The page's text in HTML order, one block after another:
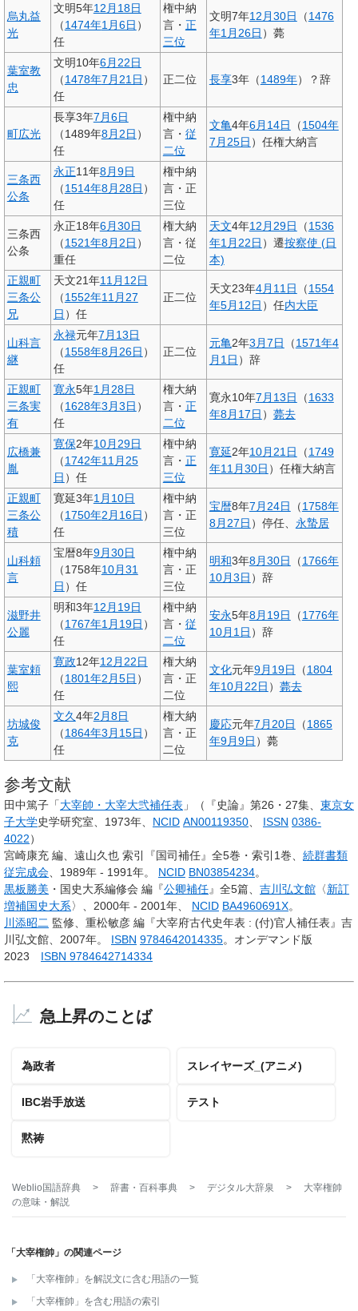
烏丸益
光
文明5年12月18日
（1474年1月6日 ）
任
権中納
言・ 正
三位
文明7年12月30日 （1476
年1月26日 ）薨
葉室教
忠
文明10年6月22日
（1478年7月21日 ）
任
正二位 長享3年（1489年）？辞
町広光
長享3年7月6日
（1489年8月2日 ）
任
権中納
言・ 従
二位
文亀4年6月14日 （1504年
7月25日 ）任権大納言
三条西
公条
永正11年8月9日
（1514年8月28日 ）
任
権中納
言・正
三位
三条西
公条
永正18年6月30日
（1521年8月2日 ）
重任
権大納
言・従
二位
天文4年12月29日 （1536
年1月22日 ）遷按察使 (日
本)
正親町
三条公
兄
天文21年11月12日
（1552年11月27
日 ）任
正二位
天文23年4月11日 （1554
年5月12日 ）任内大臣
山科言
継
永禄元年7月13日
（1558年8月26日 ）
任
正二位
元亀2年3月7日 （1571年4
月1日 ）辞
正親町
三条実
有
寛永5年1月28日
（1628年3月3日 ）
任
権大納
言・ 正
二位
寛永10年7月13日 （1633
年8月17日 ） 薨去
広橋兼
胤
寛保2年10月29日
（1742年11月25
日 ）任
権中納
言・ 正
三位
寛延2年10月21日 （1749
年11月30日 ）任権大納言
正親町
三条公
積
寛延3年1月10日
（1750年2月16日 ）
任
権中納
言・正
三位
宝暦8年7月24日 （1758年
8月27日 ）停任、 永蟄居
山科頼
言
宝暦8年9月30日
（1758年10月31
日 ）任
権中納
言・正
三位
明和3年8月30日 （1766年
10月3日 ）辞
滋野井
公麗
明和3年12月19日
（1767年1月19日 ）
任
権中納
言・ 従
二位
安永5年8月19日 （1776年
10月1日 ）辞
葉室頼
熙
寛政12年12月22日
（1801年2月5日 ）
任
権大納
言・正
二位
文化元年9月19日 （1804
年10月22日 ） 薨去
坊城俊
克
文久4年2月8日
（1864年3月15日 ）
任
権大納
言・正
二位
慶応元年7月20日 （1865
年9月9日 ）薨
参考文献
田中篤子「大宰帥・大宰大弐補任表 」（『史論』第26・27集、 東京女
子大学史学研究室、1973年、 NCID AN00119350 ISSN 0386-
4022）
宮崎康充 編、遠山久也 索引『国司補任』全5巻・索引1巻、 続群書類
従完成会 、1989年 - 1991年。 NCID BN03854234。
黒板勝美 ・国史大系編修会 編『公卿補任』全5篇、 吉川弘文館 〈新訂
増補国史大系〉、2000年 - 2001年、 NCID BA4960691X。
川添昭二 監修、重松敏彦 編『大宰府古代史年表 : (付)官人補任表』吉
川弘文館、2007年。 ISBN 9784642014335。オンデマンド版
2023 ISBN 9784642714334
急上昇のことば
為政者 スレイヤーズ_(アニメ)
IBC岩手放送 テスト
黙祷
Weblio国語辞典 > 辞書・百科事典 > デジタル大辞泉 >
大宰権帥
の意味・解説
「大宰権帥」の関連ページ
「大宰権帥」を解説文に含む用語の一覧
「大宰権帥」を含む用語の索引